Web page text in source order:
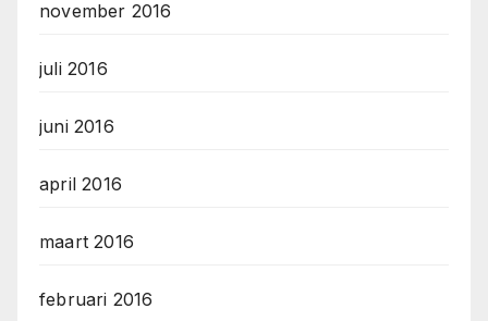
november 2016
juli 2016
juni 2016
april 2016
maart 2016
februari 2016